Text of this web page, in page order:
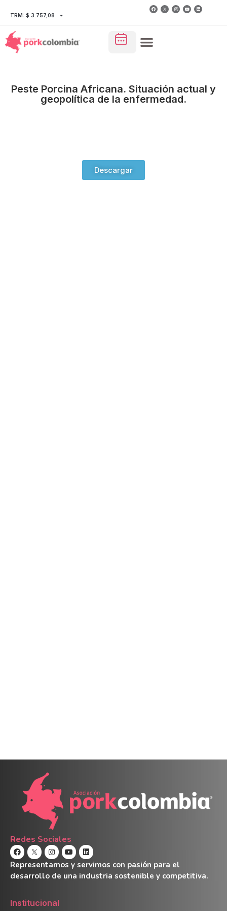
TRM: $ 3.757,08
Peste Porcina Africana. Situación actual y
geopolítica de la enfermedad.
Descargar
Redes Sociales
Representamos y servimos con pasión para el
desarrollo de una industria sostenible y competitiva.
Institucional